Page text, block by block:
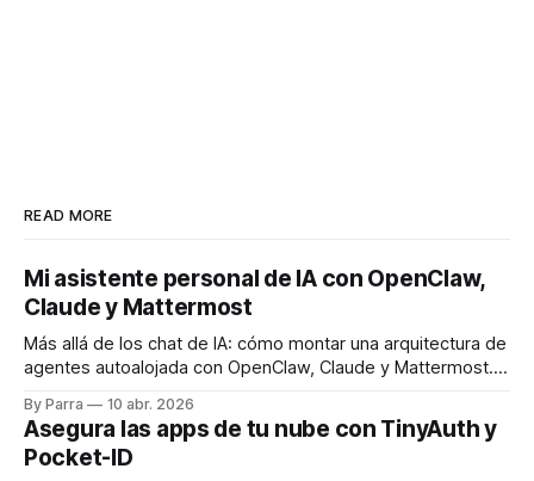
READ MORE
Mi asistente personal de IA con OpenClaw,
Claude y Mattermost
Más allá de los chat de IA: cómo montar una arquitectura de
agentes autoalojada con OpenClaw, Claude y Mattermost.
mediante canales temáticos, logrando automatización real
con contexto persistente.
By Parra 10 abr. 2026
Asegura las apps de tu nube con TinyAuth y
Pocket-ID